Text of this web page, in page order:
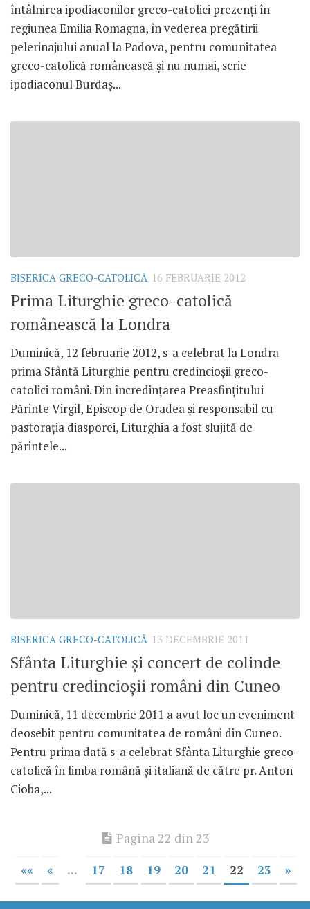
întâlnirea ipodiaconilor greco-catolici prezenţi în
regiunea Emilia Romagna, în vederea pregătirii
pelerinajului anual la Padova, pentru comunitatea
greco-catolică românească şi nu numai, scrie
ipodiaconul Burdaş...
BISERICA GRECO-CATOLICĂ 16 FEBRUARIE 2012
Prima Liturghie greco-catolică
românească la Londra
Duminică, 12 februarie 2012, s-a celebrat la Londra
prima Sfântă Liturghie pentru credincioşii greco-
catolici români. Din încredinţarea Preasfinţitului
Părinte Virgil, Episcop de Oradea şi responsabil cu
pastoraţia diasporei, Liturghia a fost slujită de
părintele...
BISERICA GRECO-CATOLICĂ 13 DECEMBRIE 2011
Sfânta Liturghie şi concert de colinde
pentru credincioşii români din Cuneo
Duminică, 11 decembrie 2011 a avut loc un eveniment
deosebit pentru comunitatea de români din Cuneo.
Pentru prima dată s-a celebrat Sfânta Liturghie greco-
catolică în limba română şi italiană de către pr. Anton
Cioba,...
Pagina 22 din 23
«« « ... 17 18 19 20 21 22 23 »